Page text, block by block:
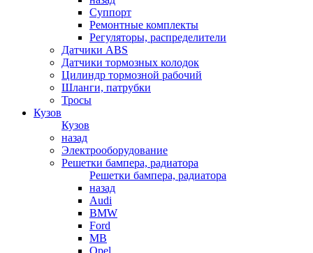
Суппорт
Ремонтные комплекты
Регуляторы, распределители
Датчики ABS
Датчики тормозных колодок
Цилиндр тормозной рабочий
Шланги, патрубки
Тросы
Кузов
Кузов
назад
Электрооборудование
Решетки бампера, радиатора
Решетки бампера, радиатора
назад
Audi
BMW
Ford
MB
Opel